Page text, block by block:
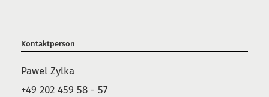
Kontaktperson
Pawel Zylka
+49 202 459 58 - 57